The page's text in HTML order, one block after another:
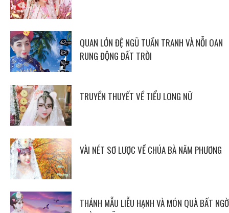
QUAN LỚN ĐỆ NGŨ TUẦN TRANH VÀ NỖI OAN
RUNG ĐỘNG ĐẤT TRỜI
TRUYỀN THUYẾT VỀ TIỂU LONG NỮ
VÀI NÉT SƠ LƯỢC VỀ CHÚA BÀ NĂM PHƯƠNG
THÁNH MẪU LIỄU HẠNH VÀ MÓN QUÀ BẤT